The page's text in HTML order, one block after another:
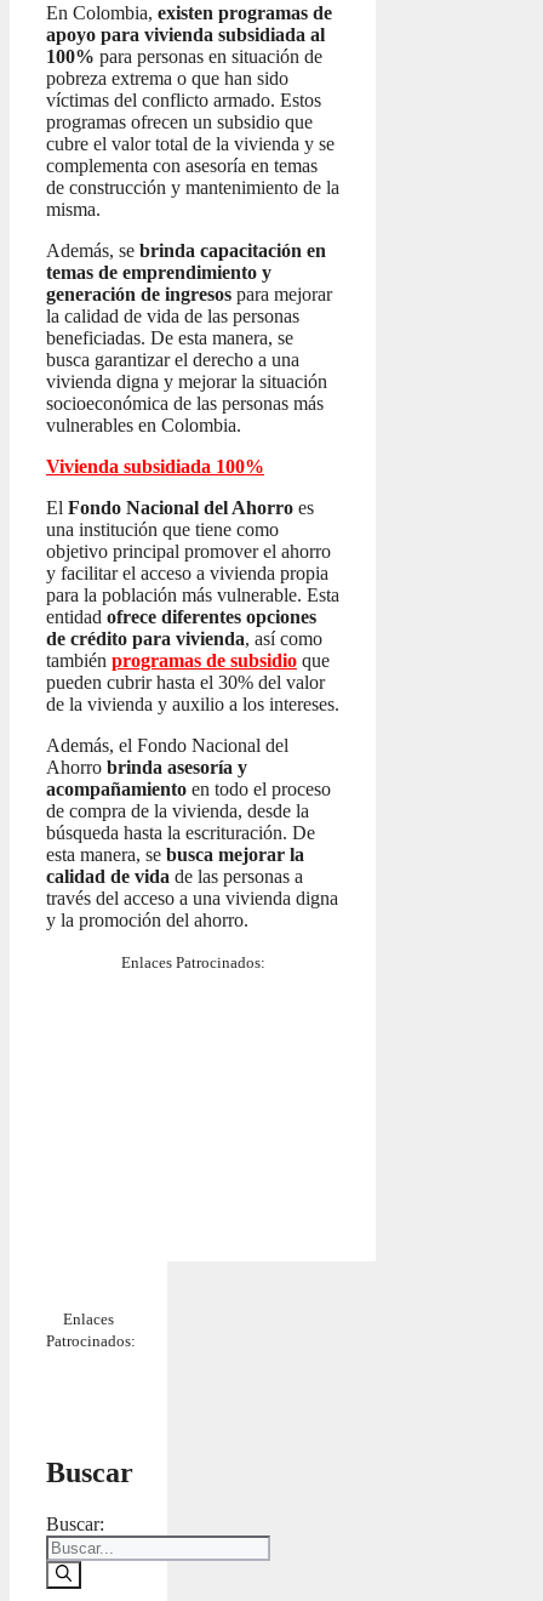
En Colombia, existen programas de
apoyo para vivienda subsidiada al
100% para personas en situación de
pobreza extrema o que han sido
víctimas del conflicto armado. Estos
programas ofrecen un subsidio que
cubre el valor total de la vivienda y se
complementa con asesoría en temas
de construcción y mantenimiento de la
misma.
Además, se brinda capacitación en
temas de emprendimiento y
generación de ingresos para mejorar
la calidad de vida de las personas
beneficiadas. De esta manera, se
busca garantizar el derecho a una
vivienda digna y mejorar la situación
socioeconómica de las personas más
vulnerables en Colombia.
Vivienda subsidiada 100%
El Fondo Nacional del Ahorro es
una institución que tiene como
objetivo principal promover el ahorro
y facilitar el acceso a vivienda propia
para la población más vulnerable. Esta
entidad ofrece diferentes opciones
de crédito para vivienda, así como
también programas de subsidio que
pueden cubrir hasta el 30% del valor
de la vivienda y auxilio a los intereses.
Además, el Fondo Nacional del
Ahorro brinda asesoría y
acompañamiento en todo el proceso
de compra de la vivienda, desde la
búsqueda hasta la escrituración. De
esta manera, se busca mejorar la
calidad de vida de las personas a
través del acceso a una vivienda digna
y la promoción del ahorro.
Enlaces Patrocinados:
Enlaces
Patrocinados:
Buscar
Buscar: